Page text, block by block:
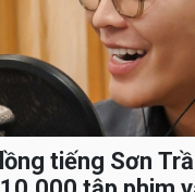
tiếng Sơn